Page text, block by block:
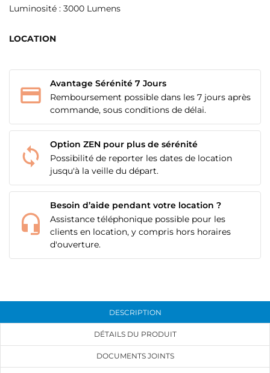
Luminosité : 3000 Lumens
LOCATION
Avantage Sérénité 7 Jours
Remboursement possible dans les 7 jours après
commande, sous conditions de délai.
Option ZEN pour plus de sérénité
Possibilité de reporter les dates de location
jusqu'à la veille du départ.
Besoin d’aide pendant votre location ?
Assistance téléphonique possible pour les
clients en location, y compris hors horaires
d'ouverture.
DESCRIPTION
DÉTAILS DU PRODUIT
DOCUMENTS JOINTS